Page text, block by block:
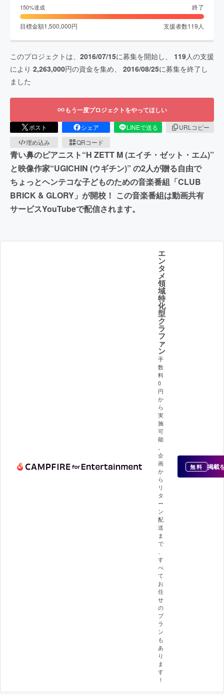
150%達成 終了
目標金額1,500,000円 支援者数119 人
このプロジェクトは、 2016/07/15に募集を開始し、 119人の支援
により 2,263,000円の資金を集め、 2016/08/25に募集を終了し
ました
もう一度プロジェクトをやってほしい
ポスト シェア LINEで送る
URLコピー
埋め込み
QRコード
青い鼻のピアニスト“H ZETT M (エイチ・ゼット・エム)”
と映像作家“UGICHIN (ウギチン)” の2人が贈る自由で
ちょっとヘンテコな子どものための音楽番組「CLUB
BRICK & GLORY」が開校！ この音楽番組は動画共有
サービスYouTubeで配信されます。
エ
ン
タ
メ
領
域
特
化
型
ク
ラ
フ
ァ
ン
手
数
料
0
円
か
ら
実
施
可
能
企
画
か
ら
リ
タ
ー
ン
配
送
ま
で
す
べ
て
お
任
せ
の
プ
ラ
ン
も
あ
り
ま
す
！
無料 掲載